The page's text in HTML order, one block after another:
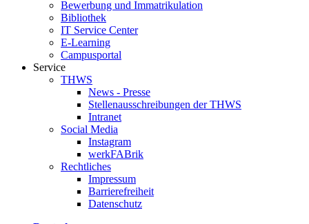
Bewerbung und Immatrikulation
Bibliothek
IT Service Center
E-Learning
Campusportal
Service
THWS
News - Presse
Stellenausschreibungen der THWS
Intranet
Social Media
Instagram
werkFABrik
Rechtliches
Impressum
Barrierefreiheit
Datenschutz